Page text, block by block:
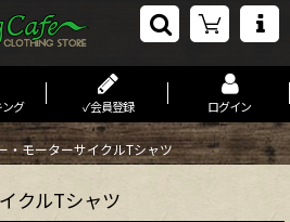
グ ✓会員登録 ログイン
・モーターサイクルTシャツ
クルTシャツ